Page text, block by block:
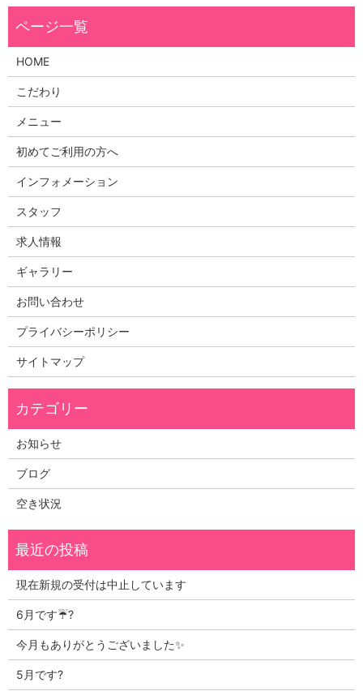
HOME
こだわり
メニュー
初めてご利用の方へ
インフォメーション
スタッフ
求人情報
ギャラリー
お問い合わせ
プライバシーポリシー
サイトマップ
お知らせ
ブログ
空き状況
現在新規の受付は中止しています
6月です☔?
今月もありがとうございました✨
5月です?